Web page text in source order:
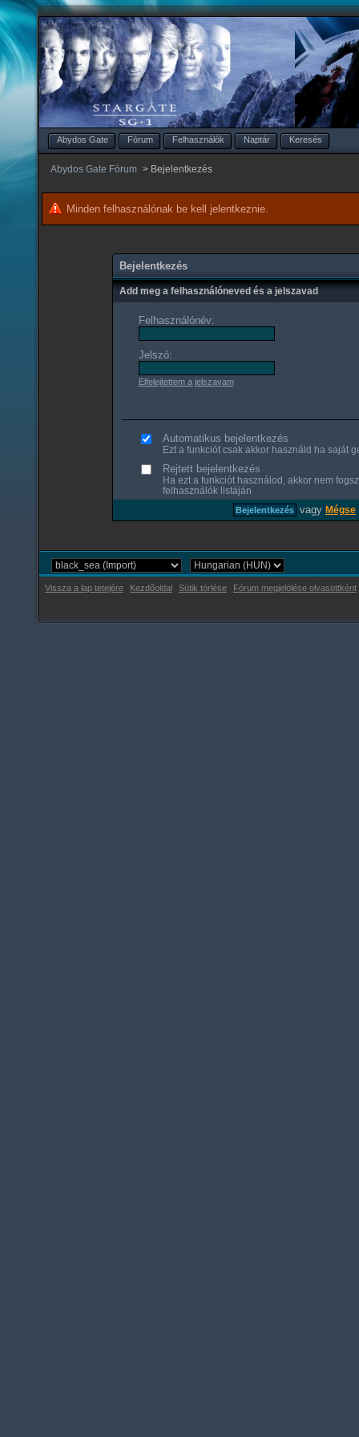
Abydos Gate Fórum Felhasználók Naptár Keresés
Abydos Gate Fórum > Bejelentkezés
Minden felhasználónak be kell jelentkeznie.
Bejelentkezés
Add meg a felhasználóneved és a jelszavad
Felhasználónév:
Jelszó:
Elfelejtettem a jelszavam
Automatikus bejelentkezés
Ezt a funkciót csak akkor használd ha saját
Rejtett bejelentkezés
Ha ezt a funkciót használod, akkor nem
felhasználók listáján
vagy Mégse
Vissza a lap tetejére Kezdőoldal Sütik törlése Fórum megjelölése olvasottként